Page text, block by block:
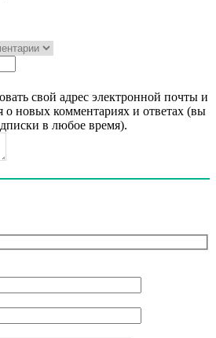
свой адрес электронной почты и
о новых комментариях и ответах (вы
в любое время).